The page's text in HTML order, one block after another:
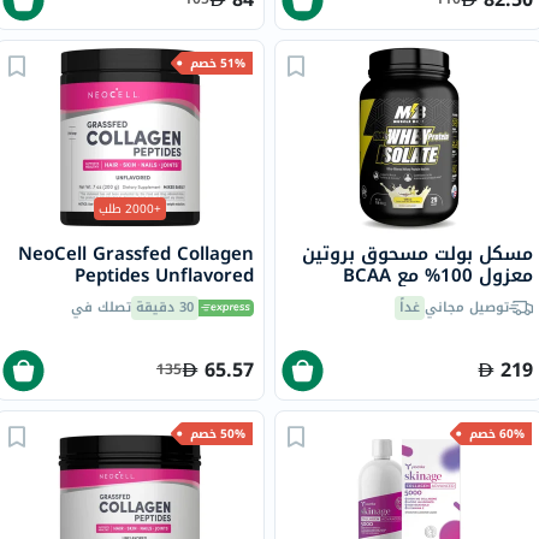
مسكل بولت مسحوق بروتين
معزول 100% مع BCAA
رطلتوصيل مجانيغداً
219
51% خصم
+2000 طلب
NeoCell Grassfed Collagen
Peptides Unflavored
Powder 200g
30 دقيقة تصلك في
65.57
135
60% خصم 50% خصم